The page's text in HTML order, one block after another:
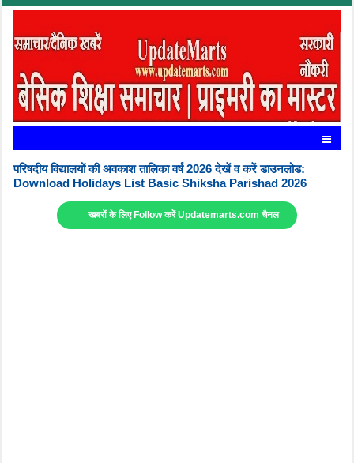
परिषदीय विद्यालयों की अवकाश तालिका वर्ष 2026 देखें व करें डाउनलोड:
Download Holidays List Basic Shiksha Parishad 2026
खबरों के लिए Follow करें Updatemarts.com चैनल